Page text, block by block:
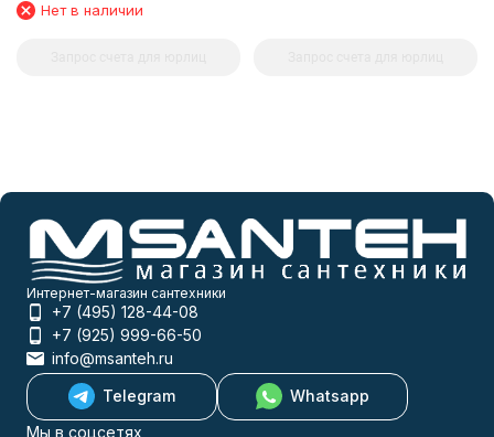
Нет в наличии
Интернет-магазин сантехники
+7 (495) 128-44-08
+7 (925) 999-66-50
info@msanteh.ru
Telegram
Whatsapp
Мы в соцсетях